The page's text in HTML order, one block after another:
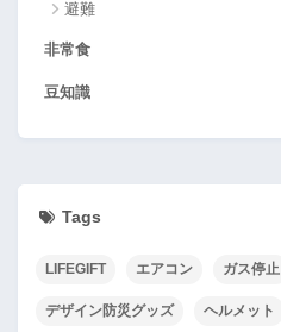
避難
非常食
豆知識
Tags
LIFEGIFT エアコン ガス停止
デザイン防災グッズ ヘルメット